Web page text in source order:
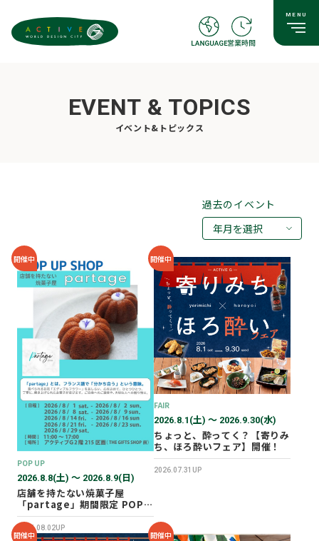
EVENT & TOPICS
イベント&トピックス
過去のイベント
年月を選択
2026年07月
2026年05月
2026年03月
2026年02月
2025年12月
2025年11月
2025年10月
開催中
POP UP
2026.8.8(土) 〜 2026.8.9(日)
店舗を持たない焼菓子屋
「partage」期間限定 POP
UP SHOP オープン！
2026.08.02UP
開催中
FAIR
2026.8.1(土) 〜 2026.9.30(水)
ちょっと、酔ってく？【寄りみ
ち、ほろ酔いフェア】開催！
2026.07.31UP
開催中 開催中